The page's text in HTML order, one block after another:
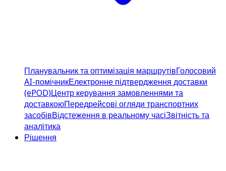
Планувальник та оптимізація маршрутівГолосовий
AI-помічникЕлектронне підтвердження доставки
(ePOD)Центр керування замовленнями та
доставкоюПередрейсові огляди транспортних
засобівВідстеження в реальному часіЗвітність та
аналітика
Рішення